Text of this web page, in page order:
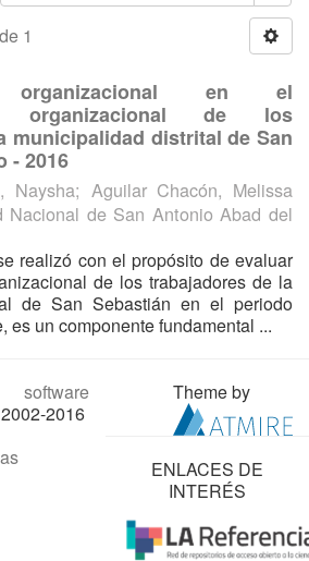
1
organizacional en el
organizacional de los
municipalidad distrital de San
- 2016
Naysha; Aguilar Chacón, Melissa
Nacional de San Antonio Abad del
realizó con el propósito de evaluar
de los trabajadores de la
de San Sebastián en el periodo
es un componente fundamental ...
2016
Theme by
ENLACES DE
INTERÉS